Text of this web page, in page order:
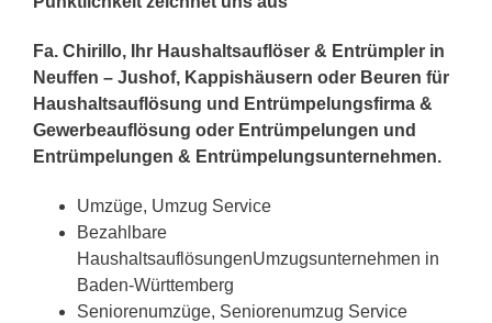
Fa. Chirillo, Ihr Haushaltsauflöser & Entrümpler in
Neuffen – Jushof, Kappishäusern oder Beuren für
Haushaltsauflösung und Entrümpelungsfirma &
Gewerbeauflösung oder Entrümpelungen und
Entrümpelungen & Entrümpelungsunternehmen.
Umzüge, Umzug Service
Bezahlbare
HaushaltsauflösungenUmzugsunternehmen in
Baden-Württemberg
Seniorenumzüge, Seniorenumzug Service